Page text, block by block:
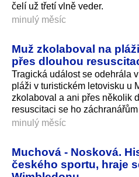
čelí už třetí vlně veder.
minulý měsíc
Muž zkolaboval na
přes dlouhou
Tragická událost se odehrála
pláži v turistickém letovisku u
zkolaboval a ani přes několik
resuscitaci se ho
minulý měsíc
Muchová - Nosková.
českého sportu, hraje